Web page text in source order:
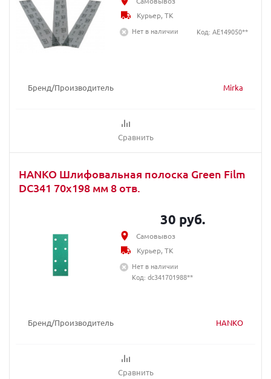
Бренд/Производитель Mirka
Сравнить
Курьер, ТК
Нет в наличии
Код: AE149050**
HANKO Шлифовальная полоска Green Film
DC341 70x198 мм 8 отв.
Бренд/Производитель HANKO
Сравнить
30 руб.
Самовывоз
Курьер, ТК
Нет в наличии
Код: dc341701988**